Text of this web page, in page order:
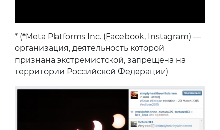
* (*Meta Platforms Inc. (Facebook, Instagram) —
организация, деятельность которой
признана экстремистской, запрещена на
территории Российской Федерации)